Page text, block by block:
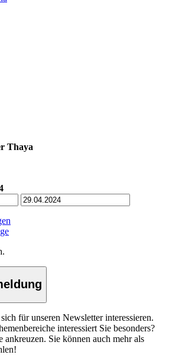
Thaya
für unseren Newsletter interessieren.
interessiert Sie besonders?
ankreuzen. Sie können auch mehr als